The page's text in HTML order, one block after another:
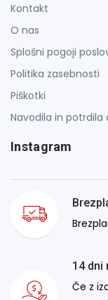
Kontakt
O nas
Splošni pogoji
Politika zasebnosti
Piškotki
Navodila in potrdila
Instagram
14 dni
Če z